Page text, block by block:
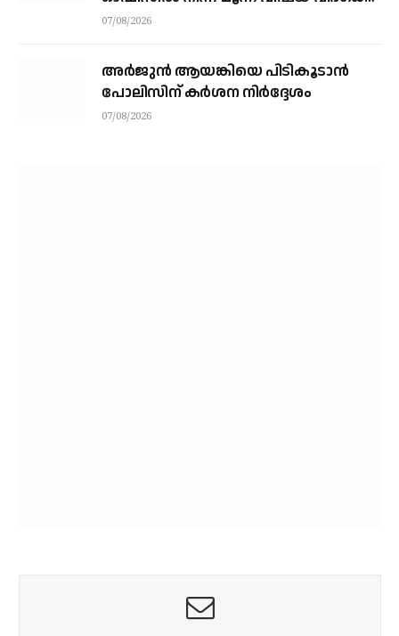
വിവിധ മാര്‍ഗങ്ങളിലൂടെ ചോദ്യങ്ങള്‍
07/08/2026
അര്‍ജുന്‍ ആയങ്കിയെ പിടികൂടാന്‍
പോലിസിന് കര്‍ശന നിര്‍ദ്ദേശം
07/08/2026